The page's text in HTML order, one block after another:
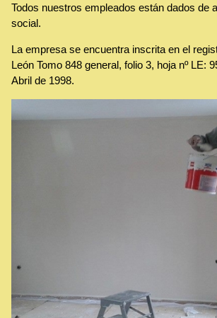
Todos nuestros empleados están dados de
social.
La empresa se encuentra inscrita en el
León Tomo 848 general, folio 3, hoja nº LE:
Abril de 1998.